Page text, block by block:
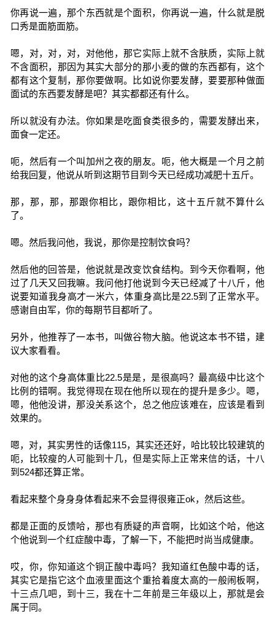
你再说一遍，那个东西就是个面积，你再说一遍，什么就是脱
口秀是面筋面筋。
嗯，对，对，对，对他他，那它实际上就不含肤质，实际上就
不含面积，那因为其实大部分的那小麦的做的东西都有，这个
都有这个复制，那你要做啊。比如说你要发酵，要要那种做面
面试的东西要发酵是吧？其实都都还有什么。
所以就没有办法。你如果是吃面食类很多的，需要发酵出来，
面食一定还。
呃，然后有一个叫加州之夜的朋友。呃，他大概是一个月之前
给我回复，他说从听到这期节目到今天已经成功减肥十五斤。
那，那，那，那跟你相比，跟你相比，这十五斤就不算什么
了。
嗯。然后我问他，我说，那你是控制饮食吗？
然后他的回答是，他说就是改变饮食结构。到今天你看啊，他
过了几天又回我嘛。我问他打他说到今天已经减了十八斤，他
说要知道我身高才一米六，体重身高比是22.5到了正常水平。
感谢自由军，你的每期节目都听了。
另外，他推荐了一本书，叫做谷物大脑。他说这本书不错，建
议大家看看。
对他的这个身高体重比22.5是是，是很高吗？最高级中比这个
比例的错啊。我觉得现在现在他所以现在的提升是多少。嗯，
嗯，他他没讲，那没关系这个，总之他应该难在，应该是看到
效果的。
嗯，对，其实男性的话像115，其实还还好，哈比较比较建筑的
呃，比较瘦的人可能到十几，但是实际上正常来信的话，十八
到524都还算正常。
看起来整个身身身体看起来不会显得很雍正ok，然后这些。
都是正面的反馈哈，那也有质疑的声音啊，比如这个哈，他这
个他说到一个红症酸中毒，了解一下，不能把时尚当成健康。
哎，你，你知道这个铜正酸中毒吗？我知道红色酸中毒的话，
其实它是指它这个血液里面这个重拾着度太高的一般闹板啊，
十三点几吧，到十三，我在十二年前是三年级以上，那就是会
属于同。